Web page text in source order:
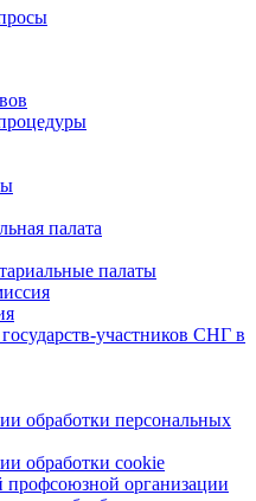
палата
палаты
участников СНГ в
обработки персональных
обработки cookie
организации